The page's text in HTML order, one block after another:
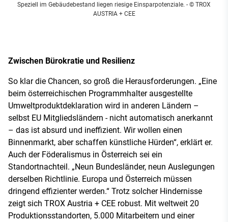
Speziell im Gebäudebestand liegen riesige Einsparpotenziale. - © TROX
AUSTRIA + CEE
Zwischen Bürokratie und Resilienz
So klar die Chancen, so groß die Herausforderungen. „Eine
beim österreichischen Programmhalter ausgestellte
Umweltproduktdeklaration wird in anderen Ländern –
selbst EU Mitgliedsländern - nicht automatisch anerkannt
– das ist absurd und ineffizient. Wir wollen einen
Binnenmarkt, aber schaffen künstliche Hürden“, erklärt er.
Auch der Föderalismus in Österreich sei ein
Standortnachteil. „Neun Bundesländer, neun Auslegungen
derselben Richtlinie. Europa und Österreich müssen
dringend effizienter werden.“ Trotz solcher Hindernisse
zeigt sich TROX Austria + CEE robust. Mit weltweit 20
Produktionsstandorten, 5.000 Mitarbeitern und einer